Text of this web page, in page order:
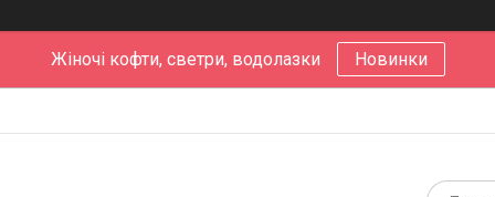
Жіночі кофти, светри, водолазки Новинки